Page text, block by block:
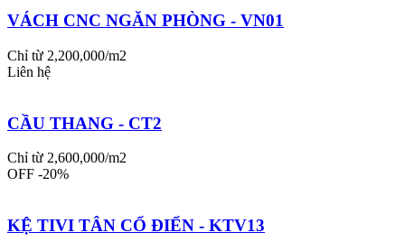
VÁCH CNC NGĂN PHÒNG - VN01
Chỉ từ 2,200,000/m2
Liên hệ
CẦU THANG - CT2
Chỉ từ 2,600,000/m2
OFF -20%
KỆ TIVI TÂN CỔ ĐIỂN - KTV13